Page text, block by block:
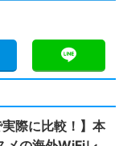
実際に比較！】本